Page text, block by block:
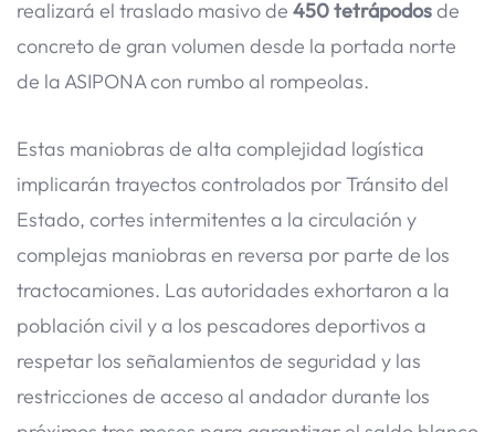
realizará el traslado masivo de 450 tetrápodosde
concreto de gran volumen desde la portada norte
de la ASIPONA con rumbo al rompeolas.
Estas maniobras de alta complejidad logística
implicarán trayectos controlados por Tránsito del
Estado, cortes intermitentes a la circulación y
complejas maniobras en reversa por parte de los
tractocamiones. Las autoridades exhortaron a la
población civil y a los pescadores deportivos a
respetar los señalamientos de seguridad y las
restricciones de acceso al andador durante los